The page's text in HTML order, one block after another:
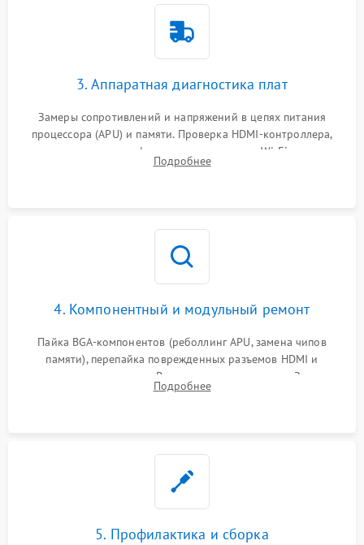
3. Аппаратная диагностика плат
Замеры сопротивлений и напряжений в цепях питания
процессора (APU) и памяти. Проверка HDMI-контроллера,
микросхем флеш-памяти и модуля Wi-Fi
Подробнее
4. Компонентный и модульный ремонт
Пайка BGA-компонентов (реболлинг APU, замена чипов
памяти), перепайка поврежденных разъемов HDMI и
контроллеров питания. Восстановление дорожек. Замена
неисправного жесткого диска, SSD или лазерной головки
Подробнее
5. Профилактика и сборка